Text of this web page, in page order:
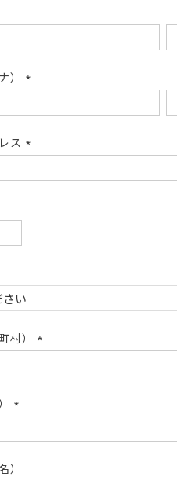
）
須)
ス
須)
村）
須)
須)
）